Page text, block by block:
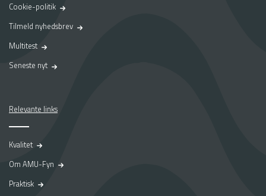
Cookie-politik
Tilmeld nyhedsbrev
Multitest
Seneste nyt
Relevante links
Kvalitet
Om AMU-Fyn
Praktisk